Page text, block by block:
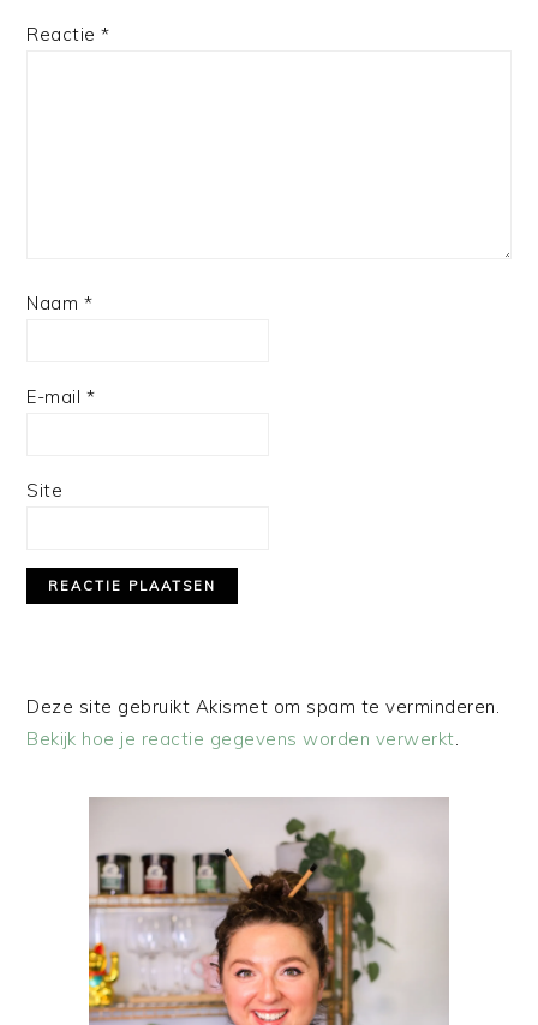
4
3
2
1
Reactie*
Naam *
E-mail *
Site
Deze site gebruikt Akismet om spam te verminderen.
Bekijk hoe je reactie gegevens worden verwerkt.